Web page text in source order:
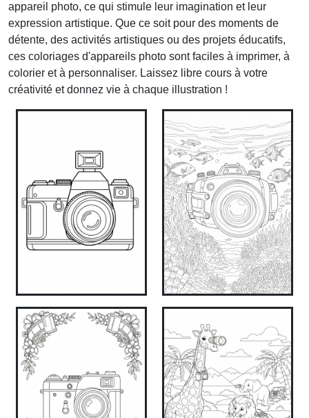
appareil photo, ce qui stimule leur imagination et leur
expression artistique. Que ce soit pour des moments de
détente, des activités artistiques ou des projets éducatifs,
ces coloriages d'appareils photo sont faciles à imprimer, à
colorier et à personnaliser. Laissez libre cours à votre
créativité et donnez vie à chaque illustration !